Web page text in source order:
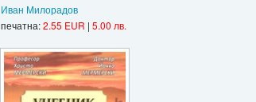
Иван Милорадов
печатна:2.55 EUR |5.00 лв.